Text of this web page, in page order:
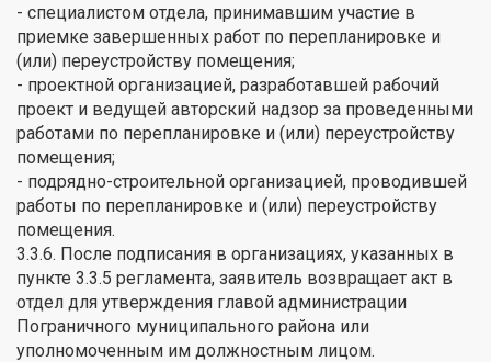
- специалистом отдела, принимавшим участие в
приемке завершенных работ по перепланировке и
(или) переустройству помещения;
- проектной организацией, разработавшей рабочий
проект и ведущей авторский надзор за проведенными
работами по перепланировке и (или) переустройству
помещения;
- подрядно-строительной организацией, проводившей
работы по перепланировке и (или) переустройству
помещения.
3.3.6. После подписания в организациях, указанных в
пункте 3.3.5 регламента, заявитель возвращает акт в
отдел для утверждения главой администрации
Пограничного муниципального района или
уполномоченным им должностным лицом.